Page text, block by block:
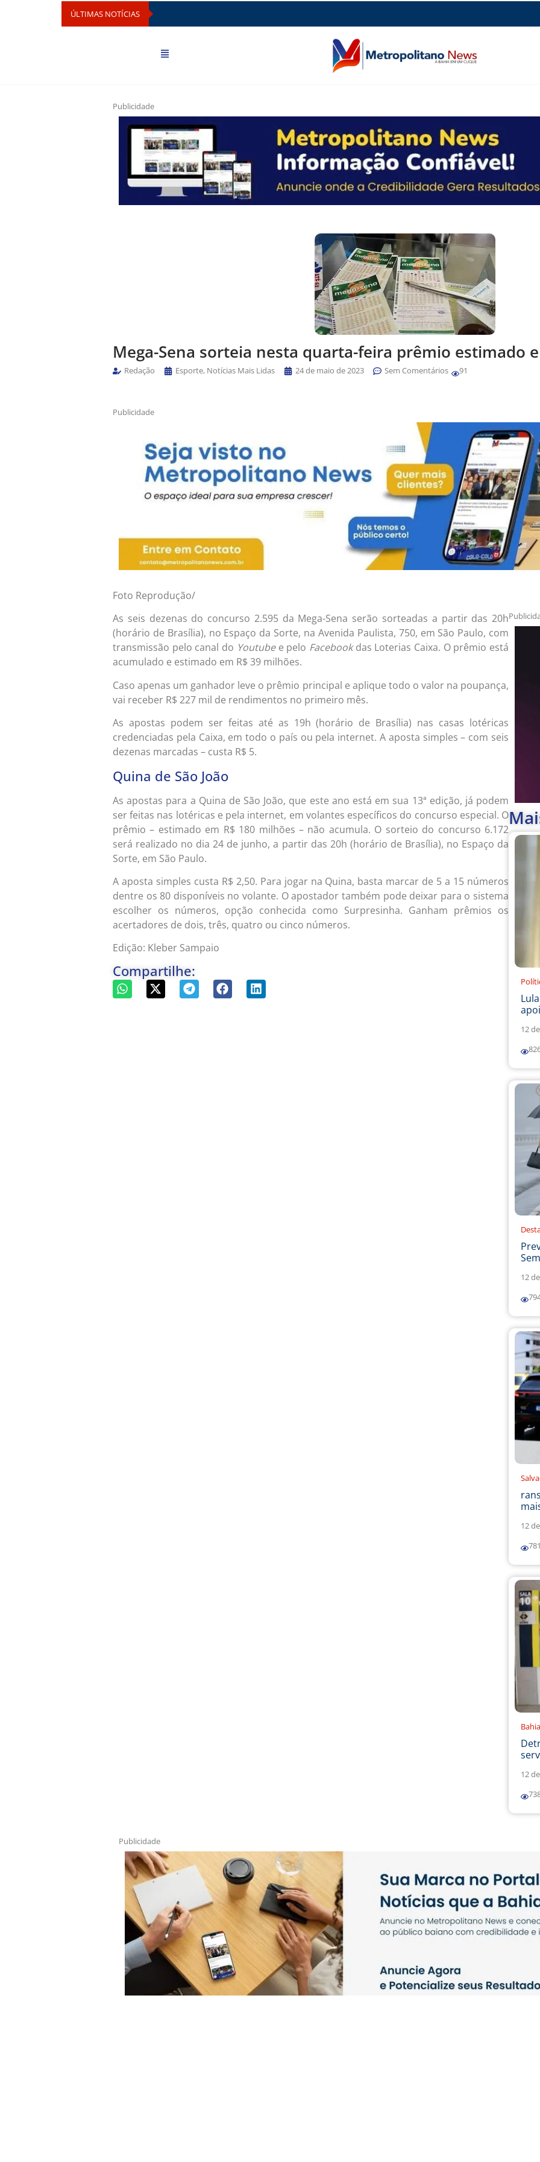
ÚLTIMAS NOTÍCIAS
Publicidade
Mega-Sena sorteia nesta quarta-feira prêmio estimado
Redação Esporte, Notícias Mais Lidas 24 de maio de 2023 Sem Comentários 91
Publicidade
Foto Reprodução/
As seis dezenas do concurso 2.595 da Mega-Sena serão sorteadas a partir das 20h
(horário de Brasília), no Espaço da Sorte, na Avenida Paulista, 750, em São Paulo, com
transmissão pelo canal do Youtubee pelo Facebookdas Loterias Caixa. O prêmio está
acumulado e estimado em R$ 39 milhões.
Caso apenas um ganhador leve o prêmio principal e aplique todo o valor na poupança,
vai receber R$ 227 mil de rendimentos no primeiro mês.
As apostas podem ser feitas até as 19h (horário de Brasília) nas casas lotéricas
credenciadas pela Caixa, em todo o país ou pela internet. A aposta simples – com seis
dezenas marcadas – custa R$ 5.
Quina de São João
As apostas para a Quina de São João, que este ano está em sua 13ª edição, já podem
ser feitas nas lotéricas e pela internet, em volantes específicos do concurso especial. O
prêmio – estimado em R$ 180 milhões – não acumula. O sorteio do concurso 6.172
será realizado no dia 24 de junho, a partir das 20h (horário de Brasília), no Espaço da
Sorte, em São Paulo.
A aposta simples custa R$ 2,50. Para jogar na Quina, basta marcar de 5 a 15 números
dentre os 80 disponíveis no volante. O apostador também pode deixar para o sistema
escolher os números, opção conhecida como Surpresinha. Ganham prêmios os
acertadores de dois, três, quatro ou cinco números.
Edição: Kleber Sampaio
Compartilhe:
12
12
12
12
Publicidade